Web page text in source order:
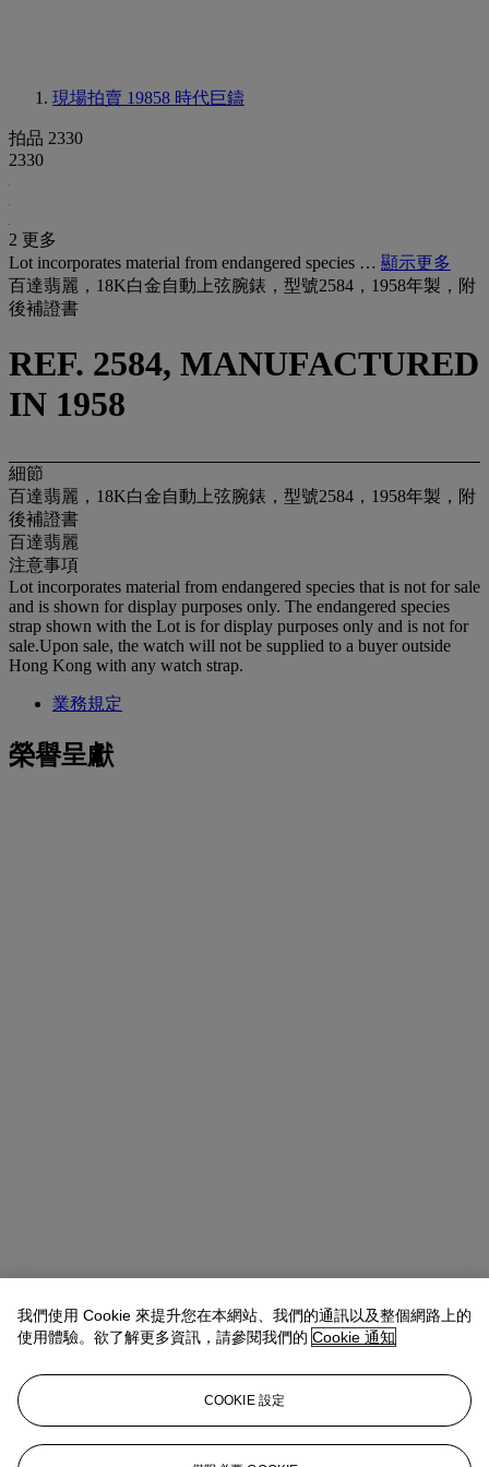
現場拍賣 19858 時代巨鑄
拍品 2330
2330
2 更多
Lot incorporates material from endangered species … 顯示更多
百達翡麗，18K白金自動上弦腕錶，型號2584，1958年製，附
後補證書
REF. 2584, MANUFACTURED
IN 1958
細節
百達翡麗，18K白金自動上弦腕錶，型號2584，1958年製，附
後補證書
百達翡麗
注意事項
Lot incorporates material from endangered species that is not for sale
and is shown for display purposes only. The endangered species
strap shown with the Lot is for display purposes only and is not for
sale.Upon sale, the watch will not be supplied to a buyer outside
Hong Kong with any watch strap.
業務規定
榮譽呈獻
abigler@christies.com+852 2978 6759
型號2584的生產時期極短，僅由1957年至1960年，相信總產量
擁有36毫米錶徑， 其錶殼及錶盤分別由A. Baumgartner及Stern
我們使用 Cookie 來提升您在本網站、我們的通訊以及整個網路上的
使用體驗。欲了解更多資訊，請參閱我們的 Cookie 通知
COOKIE 設定